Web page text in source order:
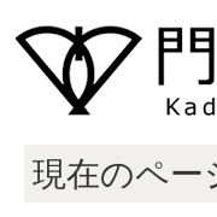
現在のペー